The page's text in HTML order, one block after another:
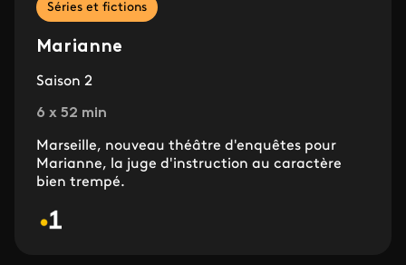
Séries et fictions
Marianne
Saison 2
6 x 52 min
Marseille, nouveau théâtre d'enquêtes pour
Marianne, la juge d'instruction au caractère
bien trempé.